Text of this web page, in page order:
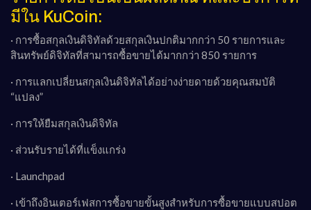
มีใน KuCoin:
· การซื้อสกุลเงินดิจิทัลด้วยสกุลเงินปกติมากกว่า 50 รายการและ
สินทรัพย์ดิจิทัลที่สามารถซื้อขายได้มากกว่า 850 รายการ
· การแลกเปลี่ยนสกุลเงินดิจิทัลได้อย่างง่ายดายด้วยคุณสมบัติ
“แปลง”
· การให้ยืมสกุลเงินดิจิทัล
· ส่วนรับรายได้ที่แข็งแกร่ง
· Launchpad
· เข้าถึงอินเตอร์เฟสการซื้อขายขั้นสูงสำหรับการซื้อขายแบบสปอต